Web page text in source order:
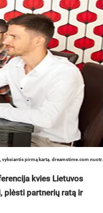
pirmą kartą. dreamstime.com nuotr.
kvies Lietuvos
plėsti partnerių ratą ir